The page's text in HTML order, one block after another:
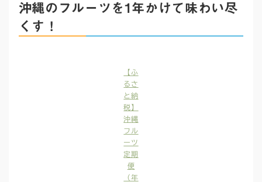
沖縄のフルーツを1年かけて味わい尽
くす！
【ふ
るさ
と納
税】
沖縄
フル
ーツ
定期
便
（年